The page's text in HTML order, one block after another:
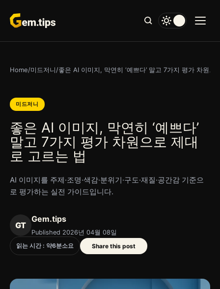
문
로
뛰
Home/미드저니/좋은 AI 이미지, 막연히 ‘예쁘다’ 말고 7가지 평가 차원으
미드저니
좋은 AI 이미지, 막연히 ‘예쁘다’
말고 7가지 평가 차원으로 제대
로 고르는 법
AI 이미지를 주제·조명·색감·분위기·구도·재질·공간감 기준으
로 평가하는 실전 가이드입니다.
GT
Gem.tips
Published 2026년 04월 08일
읽는 시간 : 약6분소요 Share this post